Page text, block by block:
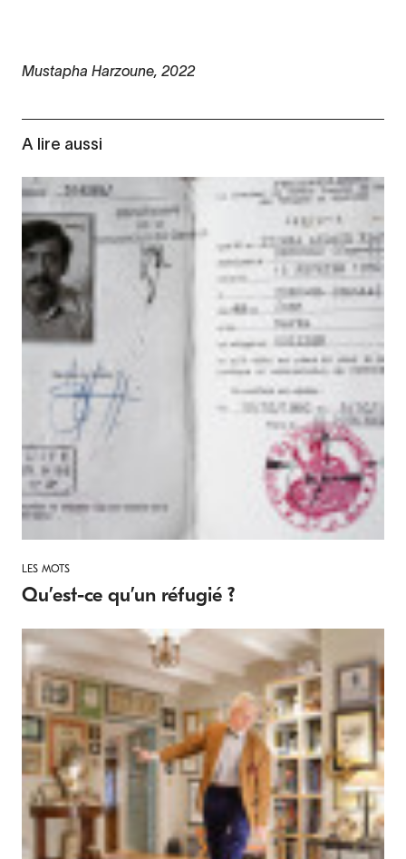
Mustapha Harzoune, 2022
A lire aussi
LES MOTS
Qu’est-ce qu’un réfugié ?